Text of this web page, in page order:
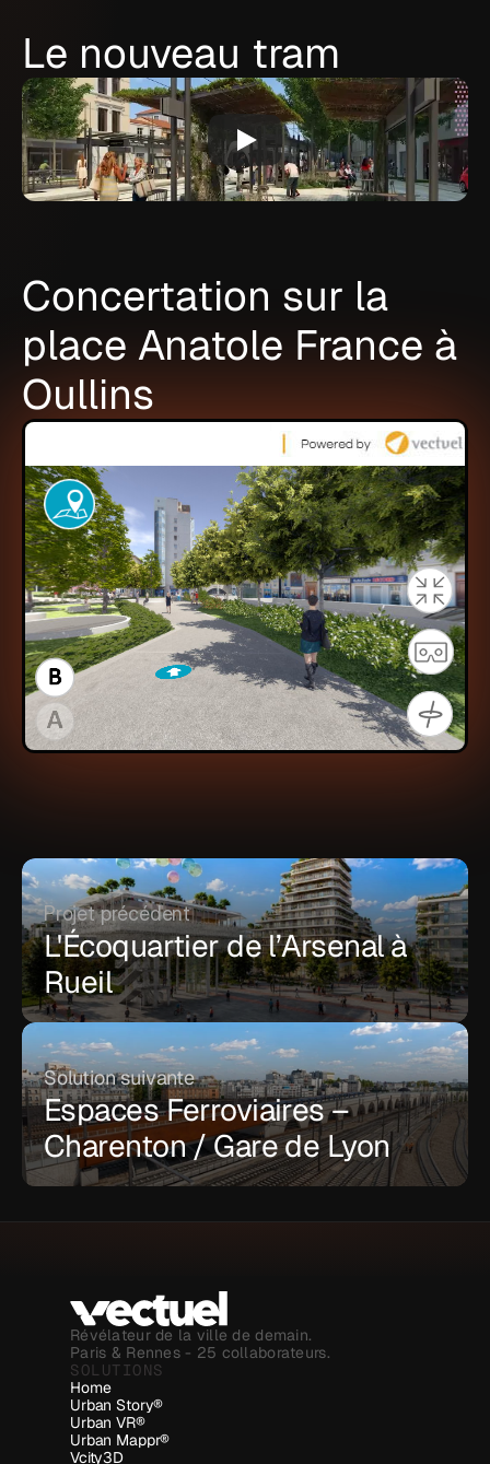
Le nouveau tram
Concertation sur la
place Anatole France à
Oullins
Projet précédent
L'Écoquartier de l’Arsenal à
Rueil
Solution suivante
Espaces Ferroviaires –
Charenton / Gare de Lyon
Révélateur de la ville de demain.
Paris & Rennes - 25 collaborateurs.
SOLUTIONS
Home
Urban Story®
Urban VR®
Urban Mappr®
Vcity3D